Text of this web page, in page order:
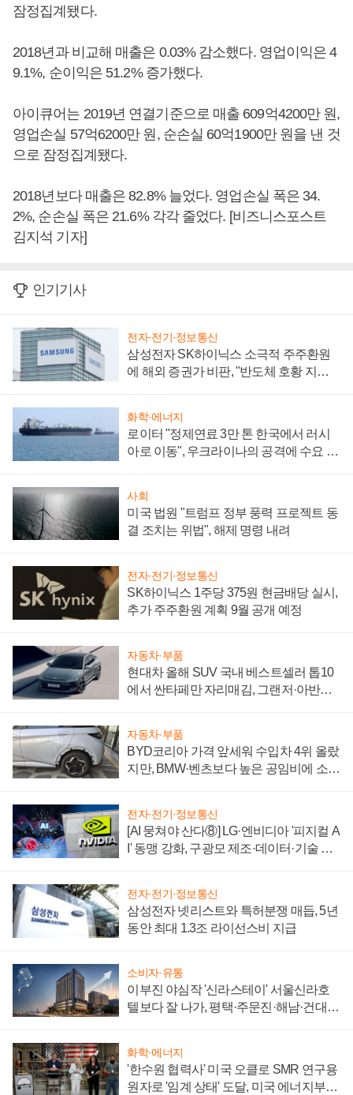
잠정집계됐다.
2018년과 비교해 매출은 0.03% 감소했다. 영업이익은 4
9.1%, 순이익은 51.2% 증가했다.
아이큐어는 2019년 연결기준으로 매출 609억4200만 원,
영업손실 57억6200만 원, 순손실 60억1900만 원을 낸 것
으로 잠정집계됐다.
2018년보다 매출은 82.8% 늘었다. 영업손실 폭은 34.
2%, 순손실 폭은 21.6% 각각 줄었다. [비즈니스포스트
김지석 기자]
인기기사
전자·전기·정보통신
삼성전자 SK하이닉스 소극적 주주환원
에 해외 증권가 비판, "반도체 호황 지속
화학·에너지
로이터 "정제연료 3만 톤 한국에서 러시
아로 이동", 우크라이나의 공격에 수요 늘
사회
미국 법원 "트럼프 정부 풍력 프로젝트 동
결 조치는 위법", 해제 명령 내려
전자·전기·정보통신
SK하이닉스 1주당 375원 현금배당 실시,
추가 주주환원 계획 9월 공개 예정
자동차·부품
현대차 올해 SUV 국내 베스트셀러 톱10
에서 싼타페만 자리매김, 그랜저·아반떼
자동차·부품
BYD코리아 가격 앞세워 수입차 4위 올랐
지만, BMW·벤츠보다 높은 공임비에 소비
전자·전기·정보통신
[AI 뭉쳐야 산다⑧] LG·엔비디아 '피지컬 A
I' 동맹 강화, 구광모 제조·데이터·기술 결
전자·전기·정보통신
삼성전자 넷리스트와 특허분쟁 매듭, 5년
동안 최대 1.3조 라이선스비 지급
소비자·유통
이부진 야심작 '신라스테이' 서울신라호
텔보다 잘 나가, 평택·주문진·해남·건대로
화학·에너지
'한수원 협력사' 미국 오클로 SMR 연구용
원자로 '임계 상태' 도달, 미국 에너지부